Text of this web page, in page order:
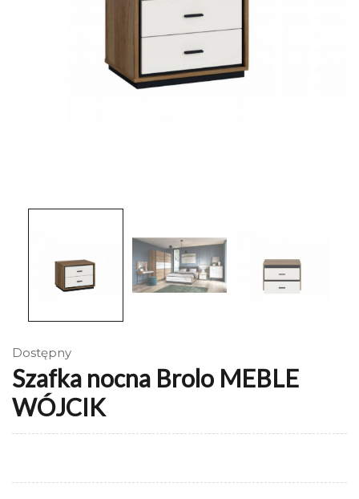
Dostępny
Szafka nocna Brolo MEBLE
WÓJCIK